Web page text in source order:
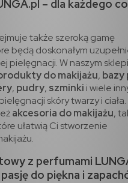
– dla każdego
także szeroką gamę
będą doskonałym
pielęgnacji. W naszym
do makijażu, bazy
, pudry, szminki i wiele
skóry twarzy i ciała.
akcesoria do makijażu,
ułatwią Ci stworzenie
z perfumami
do piękna i